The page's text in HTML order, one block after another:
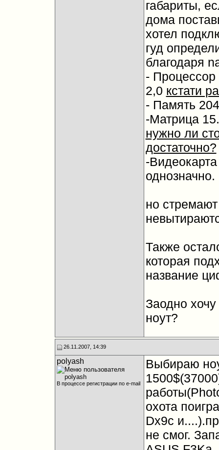
габариты,
дома
хотел
гуд
благодаря
-
2,0 кстати
- Память
-Матрица
нужно ли
достаточно?
-
однозначно.
но
Также
которая
название
Заодно
ноут?
26.11.2007, 14:39
polyash
В процессе регистрации по e-mail
Выбираю
охота
Dx9c
не смог.